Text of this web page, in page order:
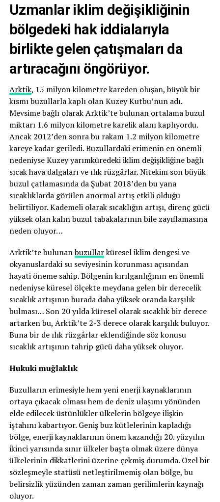
Uzmanlar iklim değişikliğinin
bölgedeki hak iddialarıyla
birlikte gelen çatışmaları da
artıracağını öngörüyor.
Arktik, 15 milyon kilometre kareden oluşan, büyük bir
kısmı buzullarla kaplı olan Kuzey Kutbu’nun adı.
Mevsime bağlı olarak Arktik’te bulunan ortalama buzul
miktarı 1.6 milyon kilometre karelik alanı kaplıyordu.
Ancak 2012’den sonra bu rakam 1.2 milyon kilometre
kareye kadar geriledi. Buzullardaki erimenin en önemli
nedeniyse Kuzey yarımküredeki iklim değişikliğine bağlı
sıcak hava dalgaları ve ılık rüzgârlar. Nitekim son büyük
buzul çatlamasında da Şubat 2018’den bu yana
sıcaklıklarda görülen anormal artış etkili olduğu
belirtiliyor. Kademeli olarak sıcaklığın artışı, direnç gücü
yüksek olan kalın buzul tabakalarının bile zayıflamasına
neden oluyor…
Arktik’te bulunanbuzullarküresel iklim dengesi ve
okyanuslardaki su seviyesinin korunması açısından
hayati öneme sahip. Bölgenin kırılganlığının en önemli
nedeniyse küresel ölçekte meydana gelen bir derecelik
sıcaklık artışının burada daha yüksek oranda karşılık
bulması… Son 20 yılda küresel olarak sıcaklık bir derece
artarken bu, Arktik’te 2-3 derece olarak karşılık buluyor.
Buna bir de ılık rüzgârlar eklendiğinde söz konusu
sıcaklık artışının tahrip gücü daha yüksek oluyor.
Hukuki muğlaklık
Buzulların erimesiyle hem yeni enerji kaynaklarının
ortaya çıkacak olması hem de deniz ulaşımı yönünden
elde edilecek üstünlükler ülkelerin bölgeye ilişkin
iştahını kabartıyor. Geniş buz kütlelerinin kapladığı
bölge, enerji kaynaklarının önem kazandığı 20. yüzyılın
ikinci yarısında sınır ülkeler başta olmak üzere dünya
ülkelerinin dikkatlerini üzerine çekmiş durumda. Özel bir
sözleşmeyle statüsü netleştirilmemiş olan bölge, bu
belirsizlik yüzünden zaman zaman gerilimlerin kaynağı
oluyor.